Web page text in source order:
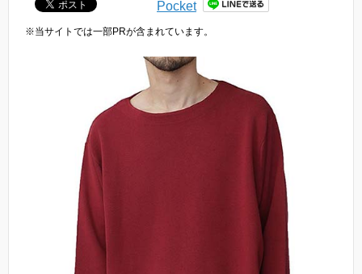
Pocket
※当サイトでは一部PRが含まれています。